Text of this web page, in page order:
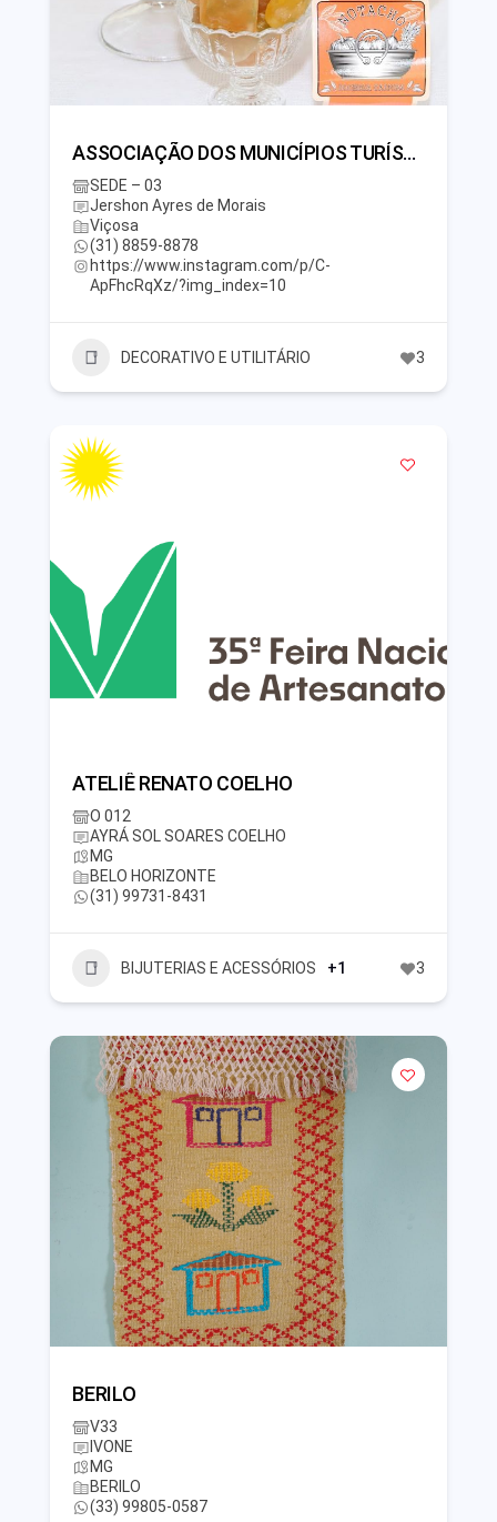
ASSOCIAÇÃO DOS MUNICÍPIOS TURÍSTICOS DAS SERRAS DE MINAS
SEDE – 03
Jershon Ayres de Morais
Viçosa
(31) 8859-8878
https://www.instagram.com/p/C-
ApFhcRqXz/?img_index=10
DECORATIVO E UTILITÁRIO 3
ATELIÊ RENATO COELHO
O 012
AYRÁ SOL SOARES COELHO
MG
BELO HORIZONTE
(31) 99731-8431
BIJUTERIAS E ACESSÓRIOS +1 3
BERILO
V33
IVONE
MG
BERILO
(33) 99805-0587